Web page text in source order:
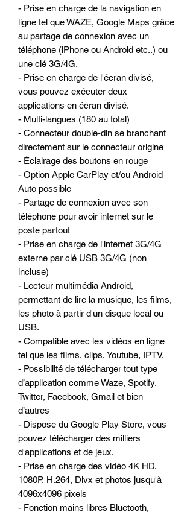
- Prise en charge de la navigation en
ligne tel que WAZE, Google Maps grâce
au partage de connexion avec un
téléphone (iPhone ou Android etc..) ou
une clé 3G/4G.
- Prise en charge de l'écran divisé,
vous pouvez exécuter deux
applications en écran divisé.
- Multi-langues (180 au total)
- Connecteur double-din se branchant
directement sur le connecteur origine
- Éclairage des boutons en rouge
- Option Apple CarPlay et/ou Android
Auto possible
- Partage de connexion avec son
téléphone pour avoir internet sur le
poste partout
- Prise en charge de l'internet 3G/4G
externe par clé USB 3G/4G (non
incluse)
- Lecteur multimédia Android,
permettant de lire la musique, les films,
les photo à partir d'un disque local ou
USB.
- Compatible avec les vidéos en ligne
tel que les films, clips, Youtube, IPTV.
- Possibilité de télécharger tout type
d’application comme Waze, Spotify,
Twitter, Facebook, Gmail et bien
d’autres
- Dispose du Google Play Store, vous
pouvez télécharger des milliers
d'applications et de jeux.
- Prise en charge des vidéo 4K HD,
1080P, H.264, Divx et photos jusqu'à
4096x4096 pixels
- Fonction mains libres Bluetooth,